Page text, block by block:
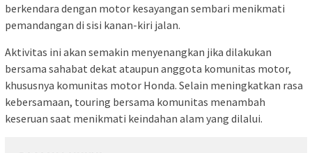
berkendara dengan motor kesayangan sembari menikmati
pemandangan di sisi kanan-kiri jalan.
Aktivitas ini akan semakin menyenangkan jika dilakukan
bersama sahabat dekat ataupun anggota komunitas motor,
khususnya komunitas motor Honda. Selain meningkatkan rasa
kebersamaan, touring bersama komunitas menambah
keseruan saat menikmati keindahan alam yang dilalui.